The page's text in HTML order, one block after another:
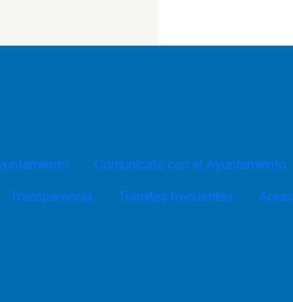
Comunícate con el Ayuntamiento
Transparencia Trámites frecuentes Áreas